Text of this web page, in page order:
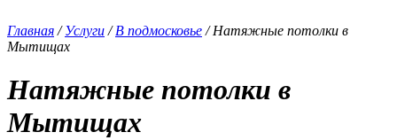
Главная /Услуги /В подмосковье /Натяжные потолки в
Мытищах
Натяжные потолки в
Мытищах